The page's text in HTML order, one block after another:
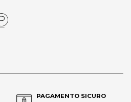
PAGAMENTO SICURO